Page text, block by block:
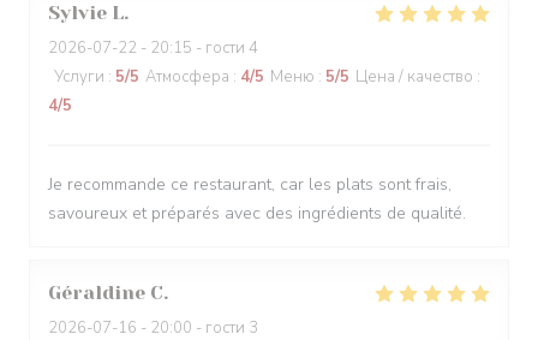
Sylvie L
2026-07-22 - 20:15 - гости 4
Услуги : 5/5 Атмосфера : 4/5 Меню : 5/5 Цена / качество :
4/5
Je recommande ce restaurant, car les plats sont frais,
savoureux et préparés avec des ingrédients de qualité.
Géraldine C
2026-07-16 - 20:00 - гости 3